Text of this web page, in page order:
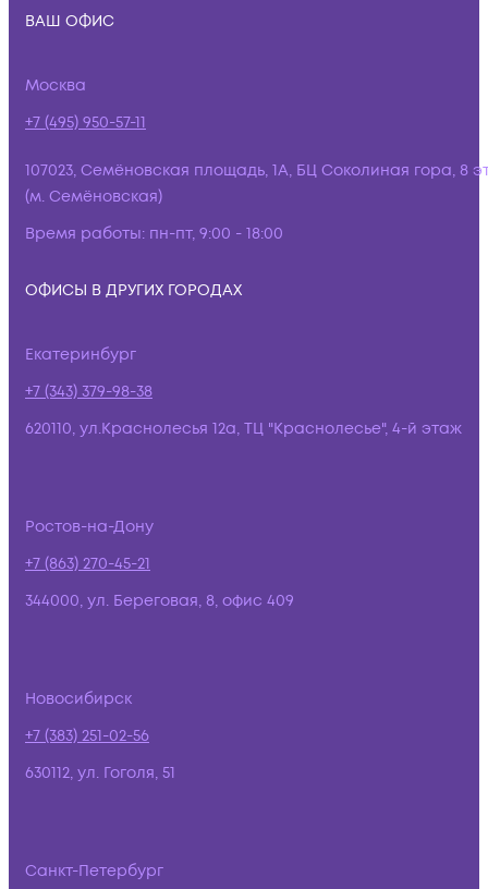
ВАШ ОФИС
Москва
+7 (495) 950-57-11
107023, Семёновская площадь, 1А, БЦ Соколиная гора, 8
(м. Семёновская)
Время работы: пн-пт, 9:00 - 18:00
ОФИСЫ В ДРУГИХ ГОРОДАХ
Екатеринбург
+7 (343) 379-98-38
620110, ул.Краснолесья 12а, ТЦ "Краснолесье", 4-й этаж
Ростов-на-Дону
+7 (863) 270-45-21
344000, ул. Береговая, 8, офис 409
Новосибирск
+7 (383) 251-02-56
630112, ул. Гоголя, 51
Санкт-Петербург